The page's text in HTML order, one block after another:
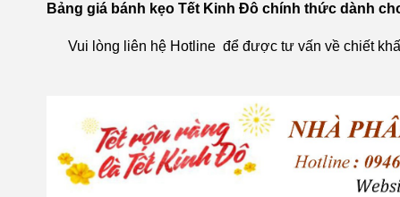
Bảng giá bánh kẹo Tết ​Kinh Đô chính thức dành
Vui lòng liên hệ Hotline để được tư vấn về chiết